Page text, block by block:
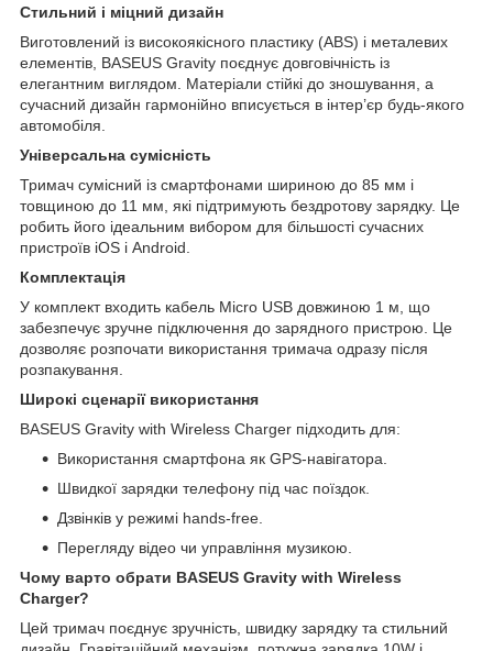
Стильний і міцний дизайн
Виготовлений із високоякісного пластику (ABS) і металевих
елементів, BASEUS Gravity поєднує довговічність із
елегантним виглядом. Матеріали стійкі до зношування, а
сучасний дизайн гармонійно вписується в інтер’єр будь-якого
автомобіля.
Універсальна сумісність
Тримач сумісний із смартфонами шириною до 85 мм і
товщиною до 11 мм, які підтримують бездротову зарядку. Це
робить його ідеальним вибором для більшості сучасних
пристроїв iOS і Android.
Комплектація
У комплект входить кабель Micro USB довжиною 1 м, що
забезпечує зручне підключення до зарядного пристрою. Це
дозволяє розпочати використання тримача одразу після
розпакування.
Широкі сценарії використання
BASEUS Gravity with Wireless Charger підходить для:
Використання смартфона як GPS-навігатора.
Швидкої зарядки телефону під час поїздок.
Дзвінків у режимі hands-free.
Перегляду відео чи управління музикою.
Чому варто обрати BASEUS Gravity with Wireless
Charger?
Цей тримач поєднує зручність, швидку зарядку та стильний